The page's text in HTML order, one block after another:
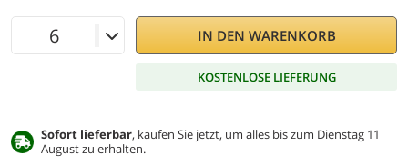
IN DEN WARENKORB
KOSTENLOSE LIEFERUNG
Sofort lieferbar, kaufen Sie jetzt, um alles bis zum Dienstag 11
August zu erhalten.